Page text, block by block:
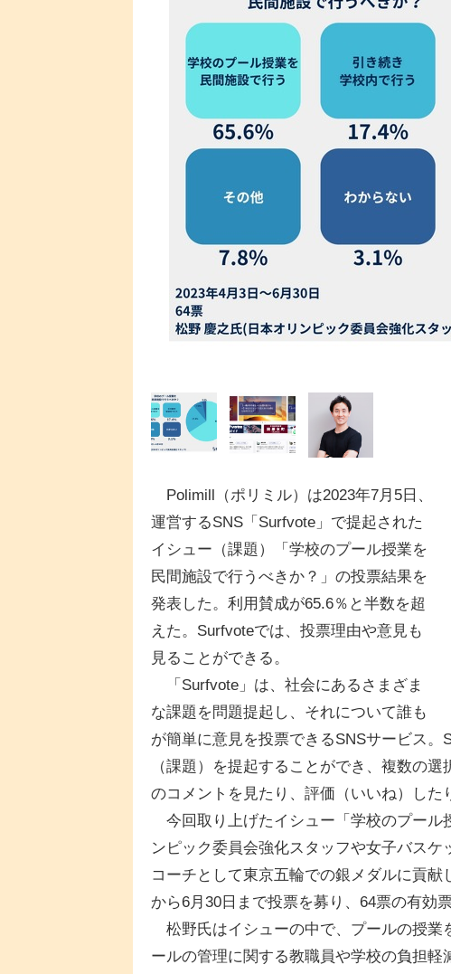
Polimill（ポリミル）は2023年7月5日、
運営するSNS「Surfvote」で提起された
イシュー（課題）「学校のプール授業を
民間施設で行うべきか？」の投票結果を
発表した。利用賛成が65.6％と半数を超
えた。Surfvoteでは、投票理由や意見も
見ることができる。
「Surfvote」は、社会にあるさまざま
な課題を問題提起し、それについて誰も
が簡単に意見を投票できるSNSサービス
（課題）を提起することができ、複数の
のコメントを見たり、評価（いいね）した
今回取り上げたイシュー「学校のプール
ンピック委員会強化スタッフや女子バス
コーチとして東京五輪での銀メダルに貢
から6月30日まで投票を募り、64票の有効票
松野氏はイシューの中で、プールの授業
ールの管理に関する教職員や学校の負担軽